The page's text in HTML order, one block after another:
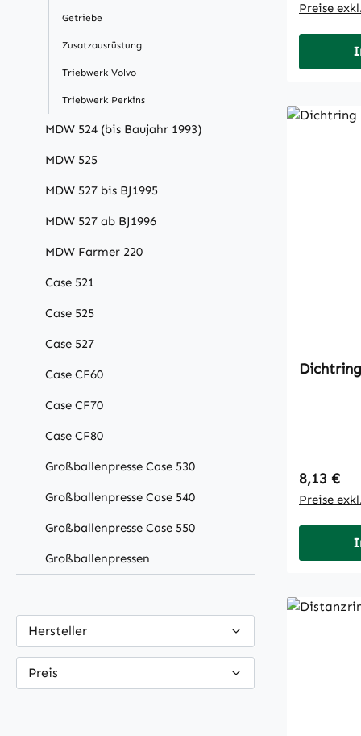
Getriebe
Zusatzausrüstung
Triebwerk Volvo
Triebwerk Perkins
MDW 524 (bis Baujahr 1993)
MDW 525
MDW 527 bis BJ1995
MDW 527 ab BJ1996
MDW Farmer 220
Case 521
Case 525
Case 527
Case CF60
Case CF70
Case CF80
Großballenpresse Case 530
Großballenpresse Case 540
Großballenpresse Case 550
Großballenpressen
Hersteller
Preis
Preise
Dichtring
8,13 €
Preise